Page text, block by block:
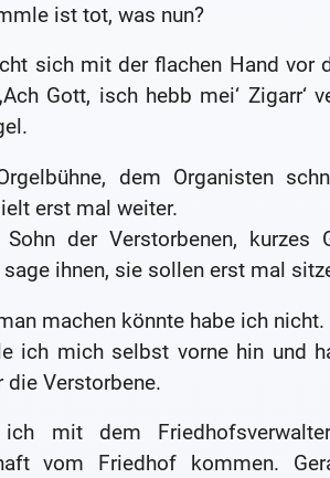
ist tot, was nun?
sich mit der flachen Hand vor
Gott, isch hebb mei‘ Zigarr‘
dem Organisten
erst mal weiter.
der Verstorbenen, kurzes
sage ihnen, sie sollen erst mal
machen könnte habe ich nicht.
ich mich selbst vorne hin und
Verstorbene.
ich mit dem
vom Friedhof kommen.